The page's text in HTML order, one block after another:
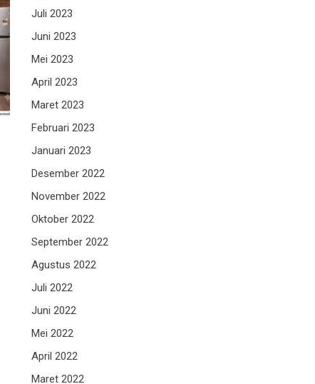
Juli 2023
Juni 2023
Mei 2023
April 2023
Maret 2023
Februari 2023
Januari 2023
Desember 2022
November 2022
Oktober 2022
September 2022
Agustus 2022
Juli 2022
Juni 2022
Mei 2022
April 2022
Maret 2022